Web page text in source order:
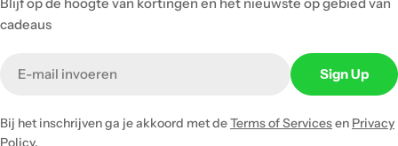
cadeaus
Sign Up
Bij het inschrijven ga je akkoord met deTerms of Servicesen Privacy
Policy.